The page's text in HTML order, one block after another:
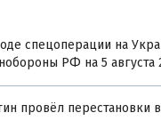
спецоперации на
РФ на 5 августа
провёл перестановки